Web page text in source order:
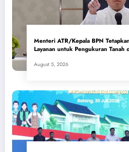
Menteri ATR/Kepala BPN
Layanan untuk Pengukuran Tanah
August 5, 2026